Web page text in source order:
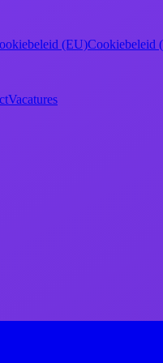
(EU)Cookiebeleid
Vacatures